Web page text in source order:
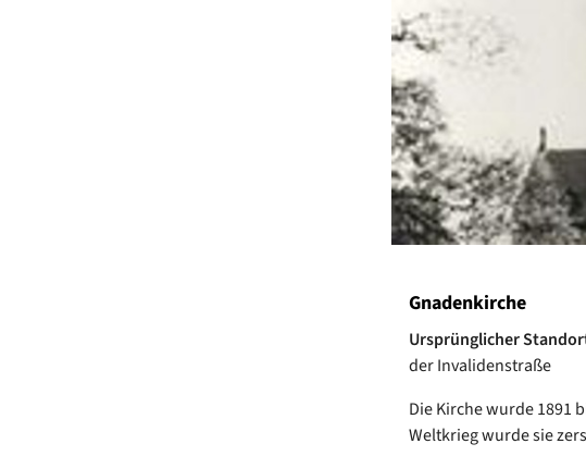
Gnadenkirche
Ursprünglicher
der Invalidenstraße
Die Kirche wurde 1891
Weltkrieg wurde sie